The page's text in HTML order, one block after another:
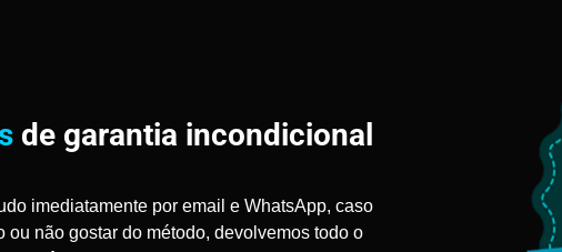
de garantia incondicional
imediatamente por email e WhatsApp, caso
ou não gostar do método, devolvemos todo o